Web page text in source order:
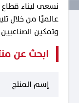
نسعى لبناء
عالميًا من خلال
وتمكين
ابحث عن